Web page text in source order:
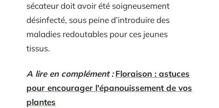
sécateur doit avoir été soigneusement
désinfecté, sous peine d’introduire des
maladies redoutables pour ces jeunes
tissus.
A lire en complément : Floraison : astuces
pour encourager l'épanouissement de vos
plantes